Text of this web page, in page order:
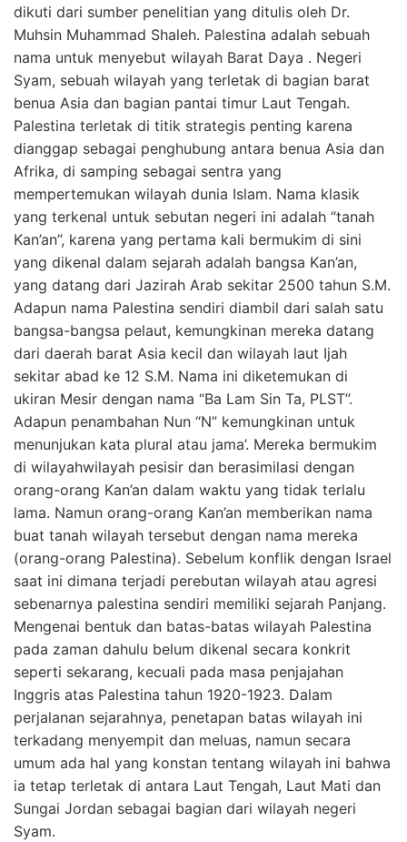
dikuti dari sumber penelitian yang ditulis oleh Dr.
Muhsin Muhammad Shaleh. Palestina adalah sebuah
nama untuk menyebut wilayah Barat Daya . Negeri
Syam, sebuah wilayah yang terletak di bagian barat
benua Asia dan bagian pantai timur Laut Tengah.
Palestina terletak di titik strategis penting karena
dianggap sebagai penghubung antara benua Asia dan
Afrika, di samping sebagai sentra yang
mempertemukan wilayah dunia Islam. Nama klasik
yang terkenal untuk sebutan negeri ini adalah “tanah
Kan’an”, karena yang pertama kali bermukim di sini
yang dikenal dalam sejarah adalah bangsa Kan’an,
yang datang dari Jazirah Arab sekitar 2500 tahun S.M.
Adapun nama Palestina sendiri diambil dari salah satu
bangsa-bangsa pelaut, kemungkinan mereka datang
dari daerah barat Asia kecil dan wilayah laut Ijah
sekitar abad ke 12 S.M. Nama ini diketemukan di
ukiran Mesir dengan nama “Ba Lam Sin Ta, PLST”.
Adapun penambahan Nun “N” kemungkinan untuk
menunjukan kata plural atau jama’. Mereka bermukim
di wilayahwilayah pesisir dan berasimilasi dengan
orang-orang Kan’an dalam waktu yang tidak terlalu
lama. Namun orang-orang Kan’an memberikan nama
buat tanah wilayah tersebut dengan nama mereka
(orang-orang Palestina). Sebelum konflik dengan Israel
saat ini dimana terjadi perebutan wilayah atau agresi
sebenarnya palestina sendiri memiliki sejarah Panjang.
Mengenai bentuk dan batas-batas wilayah Palestina
pada zaman dahulu belum dikenal secara konkrit
seperti sekarang, kecuali pada masa penjajahan
Inggris atas Palestina tahun 1920-1923. Dalam
perjalanan sejarahnya, penetapan batas wilayah ini
terkadang menyempit dan meluas, namun secara
umum ada hal yang konstan tentang wilayah ini bahwa
ia tetap terletak di antara Laut Tengah, Laut Mati dan
Sungai Jordan sebagai bagian dari wilayah negeri
Syam.